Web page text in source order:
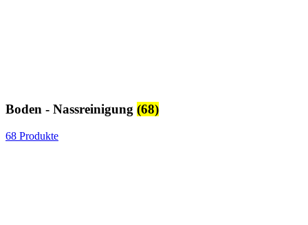
Boden - Nassreinigung (68)
68 Produkte